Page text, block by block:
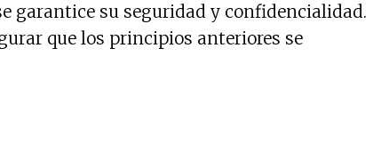
garantice su seguridad y confidencialidad.
que los principios anteriores se